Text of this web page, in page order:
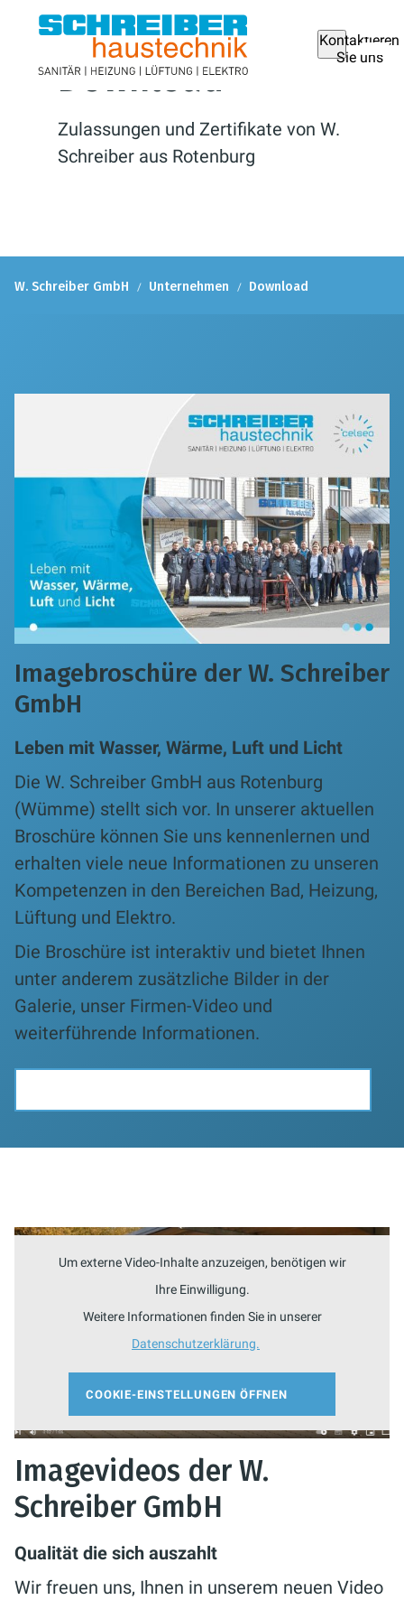
Kontaktieren
Sie uns
Download
Zulassungen und Zertifikate von W.
Schreiber aus Rotenburg
W. Schreiber GmbH Unternehmen Download
Imagebroschüre der W. Schreiber
GmbH
Leben mit Wasser, Wärme, Luft und Licht
Die W. Schreiber GmbH aus Rotenburg
(Wümme) stellt sich vor. In unserer aktuellen
Broschüre können Sie uns kennenlernen und
erhalten viele neue Informationen zu unseren
Kompetenzen in den Bereichen Bad, Heizung,
Lüftung und Elektro.
Die Broschüre ist interaktiv und bietet Ihnen
unter anderem zusätzliche Bilder in der
Galerie, unser Firmen-Video und
weiterführende Informationen.
Um externe Video-Inhalte anzuzeigen, benötigen wir
Ihre Einwilligung.
Weitere Informationen finden Sie in unserer
Datenschutzerklärung.
COOKIE-EINSTELLUNGEN ÖFFNEN
Imagevideos der W.
Schreiber GmbH
Qualität die sich auszahlt
Wir freuen uns, Ihnen in unserem neuen Video